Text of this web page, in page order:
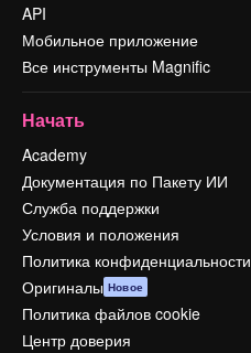
API
Мобильное приложение
Все инструменты Magnific
Начать
Academy
Документация по Пакету ИИ
Служба поддержки
Условия и положения
Политика конфиденциальности
Оригиналы Новое
Политика файлов cookie
Центр доверия